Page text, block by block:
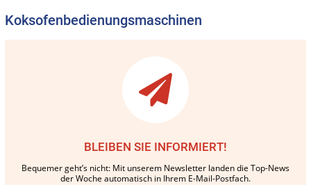
Koksofenbedienungsmaschinen
BLEIBEN SIE INFORMIERT!
Bequemer geht’s nicht: Mit unserem Newsletter landen die Top-News
der Woche automatisch in Ihrem E-Mail-Postfach.